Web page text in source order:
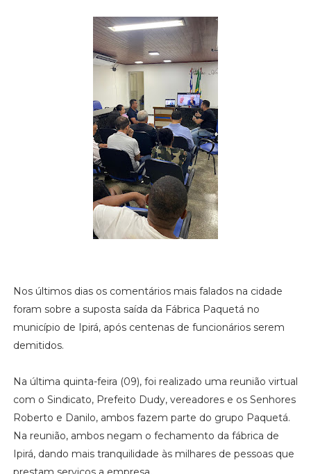
Nos últimos dias os comentários mais falados na cidade
foram sobre a suposta saída da Fábrica Paquetá no
município de Ipirá, após centenas de funcionários serem
demitidos.
Na última quinta-feira (09), foi realizado uma reunião virtual
com o Sindicato, Prefeito Dudy, vereadores e os Senhores
Roberto e Danilo, ambos fazem parte do grupo Paquetá.
Na reunião, ambos negam o fechamento da fábrica de
Ipirá, dando mais tranquilidade às milhares de pessoas que